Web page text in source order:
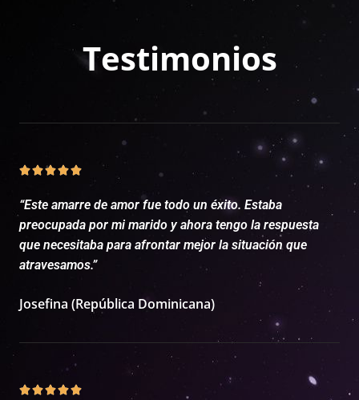
Testimonios

“Este amarre de amor fue todo un éxito. Estaba
preocupada por mi marido y ahora tengo la respuesta
que necesitaba para afrontar mejor la situación que
atravesamos.”
Josefina (República Dominicana)
